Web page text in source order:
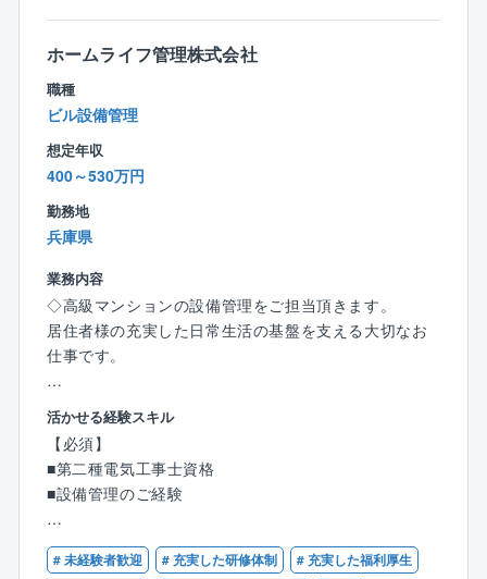
ホームライフ管理株式会社
職種
ビル設備管理
想定年収
400～530万円
勤務地
兵庫県
業務内容
◇高級マンションの設備管理をご担当頂きます。
居住者様の充実した日常生活の基盤を支える大切なお
仕事です。
【業務詳細】
・日常点検・月次点検
・居住棟や電気室、熱源機械室などの定期巡回
・設備の維持管理業務
・メーター検診、簡易的な修繕、電球の交換
・設備トラブル時の一次対応 など
活かせる経験スキル
【必須】
■第二種電気工事士資格
■設備管理のご経験
【歓迎】
■第三種電気主任技術者資格
# 未経験者歓迎 # 充実した研修体制
# 充実した福利厚生